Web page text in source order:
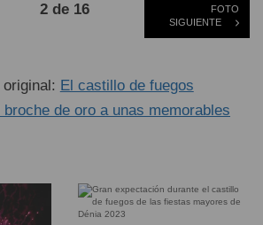
2 de 16
FOTO
SIGUIENTE
El castillo de fuegos
de oro a unas memorables